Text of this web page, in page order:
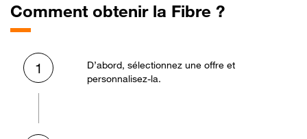
Comment obtenir la Fibre ?
1
D’abord, sélectionnez une offre et
personnalisez-la.